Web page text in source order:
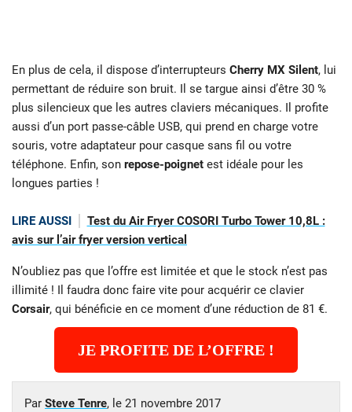
En plus de cela, il dispose d’interrupteurs Cherry MX Silent, lui
permettant de réduire son bruit. Il se targue ainsi d’être 30 %
plus silencieux que les autres claviers mécaniques. Il profite
aussi d’un port passe-câble USB, qui prend en charge votre
souris, votre adaptateur pour casque sans fil ou votre
téléphone. Enfin, son repose-poignet est idéale pour les
longues parties !
LIRE AUSSI
Test du Air Fryer COSORI Turbo Tower 10,8L :
avis sur l’air fryer version vertical
N’oubliez pas que l’offre est limitée et que le stock n’est pas
illimité ! Il faudra donc faire vite pour acquérir ce clavier
Corsair, qui bénéficie en ce moment d’une réduction de 81 €.
JE PROFITE DE L’OFFRE !
Par Steve Tenre, le 21 novembre 2017